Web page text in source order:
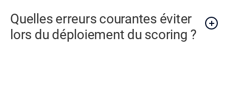
Quelles erreurs courantes éviter
lors du déploiement du scoring ?